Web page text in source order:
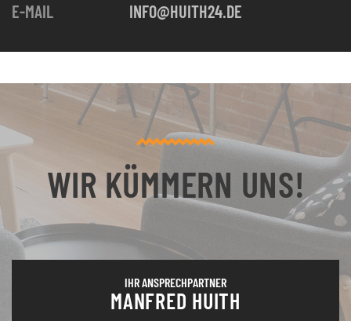
E-MAIL
INFO@HUITH24.DE
WIR KÜMMERN UNS!
IHR ANSPRECHPARTNER
MANFRED HUITH